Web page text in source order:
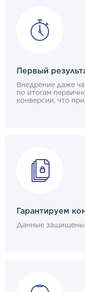
Первый
Внедрение даже
по итогам
конверсии, что
Гарантируем
Данные защищены